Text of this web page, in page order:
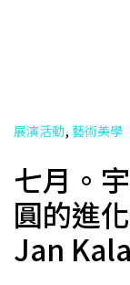
展演活動, 藝術美學
七月。
圓的進
Jan